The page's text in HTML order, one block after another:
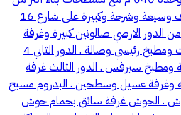
1500 م بمعنى قصر مصغر غرف وسيعة وشرحة وكبيرة على شارع 16
الارضي صالونين كبيرة وغرفة
طعام وغرفة مكتب و 4 حمامات ومطبخ رئيسي وصالة . الدور الثاني 4
ومطبخ سيرفس . الدور الثالث غرفة
وغرفة غسيل وسطحين . البدروم مسبح
. الحوش غرفة سائق بحمام حوش